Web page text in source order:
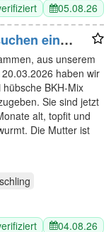
05.08.26
ein
aus unserem
haben wir
hübsche BKH-Mix
Sie sind jetzt
alt, topfit und
Die Mutter ist
04.08.26